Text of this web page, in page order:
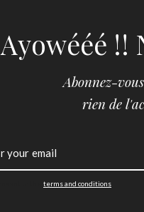
Ayowééé !!
Abonnez-
rien de
terms and conditions